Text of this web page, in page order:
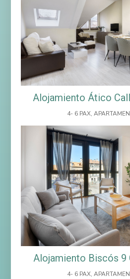
Alojamiento Ático
4- 6 PAX,
Alojamiento Biscós 9
4- 6 PAX,